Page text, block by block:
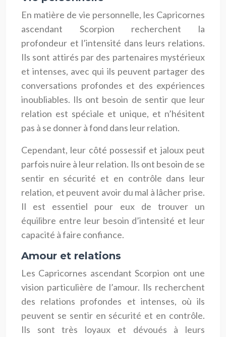
En matière de vie personnelle, les Capricornes
ascendant Scorpion recherchent la
profondeur et l’intensité dans leurs relations.
Ils sont attirés par des partenaires mystérieux
et intenses, avec qui ils peuvent partager des
conversations profondes et des expériences
inoubliables. Ils ont besoin de sentir que leur
relation est spéciale et unique, et n’hésitent
pas à se donner à fond dans leur relation.
Cependant, leur côté possessif et jaloux peut
parfois nuire à leur relation. Ils ont besoin de se
sentir en sécurité et en contrôle dans leur
relation, et peuvent avoir du mal à lâcher prise.
Il est essentiel pour eux de trouver un
équilibre entre leur besoin d’intensité et leur
capacité à faire confiance.
Amour et relations
Les Capricornes ascendant Scorpion ont une
vision particulière de l’amour. Ils recherchent
des relations profondes et intenses, où ils
peuvent se sentir en sécurité et en contrôle.
Ils sont très loyaux et dévoués à leurs